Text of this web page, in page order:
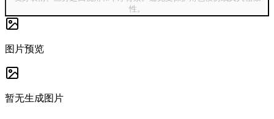
性。
图片预览
暂无生成图片